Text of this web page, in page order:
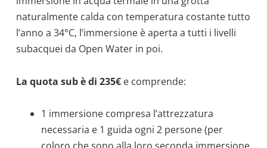
naturalmente calda con temperatura costante tutto
l’anno a 34°C, l’immersione è aperta a tutti i livelli
subacquei da Open Water in poi.
La quota sub è di 235€ e comprende:
1 immersione compresa l’attrezzatura
necessaria e 1 guida ogni 2 persone (per